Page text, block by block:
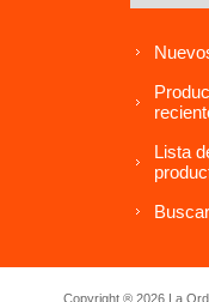
Lista
Buscar
Copyright ® 2026 La